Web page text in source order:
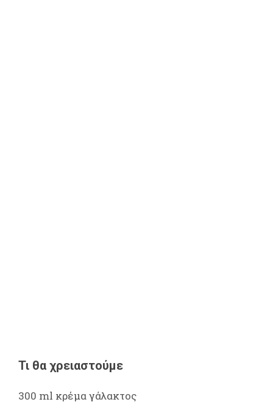
Τι θα χρειαστούμε
300 ml κρέμα γάλακτος